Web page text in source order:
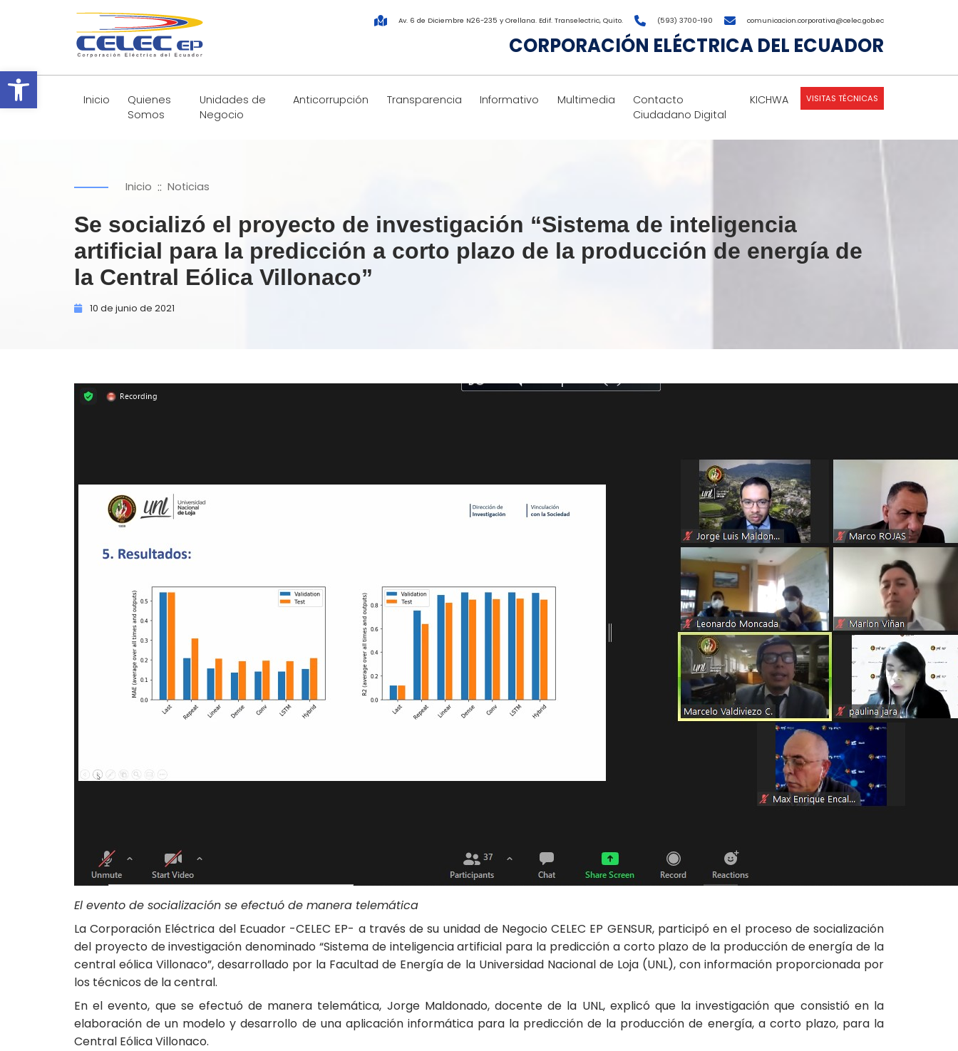
Abrir barra de herramientas
Av. 6 de Diciembre N26-235 y Orellana. Edif. Transelectric, Quito. (593) 3700-190 comunicacion.corporativa@celec.gob.ec
CORPORACIÓN ELÉCTRICA DEL ECUADOR
Inicio
Quienes
Somos
Unidades de
Negocio
Anticorrupción Transparencia Informativo Multimedia
Contacto
Ciudadano Digital
KICHWA VISITAS TÉCNICAS
Inicio :: Noticias
Se socializó el proyecto de investigación “Sistema de inteligencia
artificial para la predicción a corto plazo de la producción de energía de
la Central Eólica Villonaco”
10 de junio de 2021
El evento de socialización se efectuó de manera telemática
La Corporación Eléctrica del Ecuador -CELEC EP- a través de su unidad de Negocio CELEC EP GENSUR, participó en el proceso de socialización
del proyecto de investigación denominado “Sistema de inteligencia artificial para la predicción a corto plazo de la producción de energía de la
central eólica Villonaco”, desarrollado por la Facultad de Energía de la Universidad Nacional de Loja (UNL), con información proporcionada por
los técnicos de la central.
En el evento, que se efectuó de manera telemática, Jorge Maldonado, docente de la UNL, explicó que la investigación que consistió en la
elaboración de un modelo y desarrollo de una aplicación informática para la predicción de la producción de energía, a corto plazo, para la
Central Eólica Villonaco.